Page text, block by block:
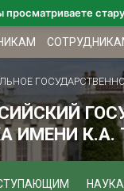
ИМЕНИ К.А.
просматриваете